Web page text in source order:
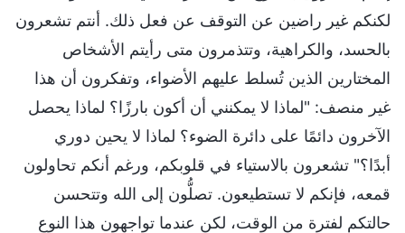
لكنكم غير راضين عن التوقف عن فعل ذلك. أنتم تشعرون
بالحسد، والكراهية، وتتذمرون متى رأيتم الأشخاص
المختارين الذين تُسلط عليهم الأضواء، وتفكرون أن هذا
غير منصف: "لماذا لا يمكنني أن أكون بارزًا؟ لماذا يحصل
الآخرون دائمًا على دائرة الضوء؟ لماذا لا يحين دوري
أبدًا؟" تشعرون بالاستياء في قلوبكم، ورغم أنكم تحاولون
قمعه، فإنكم لا تستطيعون. تصلُّون إلى الله وتتحسن
حالتكم لفترة من الوقت، لكن عندما تواجهون هذا النوع